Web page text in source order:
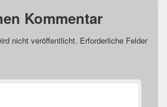
Kommentar
nicht veröffentlicht. Erforderliche Felder